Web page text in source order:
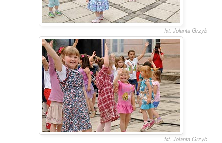
fot. Jolanta Grzyb
fot. Jolanta Grzyb